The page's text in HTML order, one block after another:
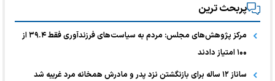
پربحث ترین
مرکز پژوهش‌های مجلس: مردم به سیاست‌های فرزندآوری فقط ۳۹.۴ از
۱۰۰ امتیاز دادند
ساناز ۱۲ ساله برای بازنگشتن نزد پدر و مادرش همخانه مرد غریبه شد